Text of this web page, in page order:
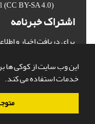
این وب سایت از کوکی ها
خدمات استفاده می کند.
(CC BY-SA 4.0)
اشتراک خبرنامه
برای دریافت اخبار و